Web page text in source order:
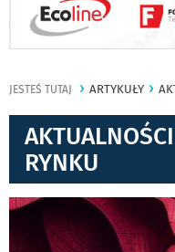
JESTEŚ TUTAJ ARTYKUŁY
RYNKU